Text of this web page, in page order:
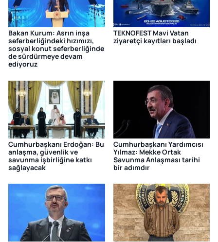
Bakan Kurum: Asrın inşa
seferberliğindeki hızımızı,
sosyal konut seferberliğinde
de sürdürmeye devam
ediyoruz
TEKNOFEST Mavi Vatan
ziyaretçi kayıtları başladı
Cumhurbaşkanı Erdoğan: Bu
anlaşma, güvenlik ve
savunma işbirliğine katkı
sağlayacak
Cumhurbaşkanı Yardımcısı
Yılmaz: Mekke Ortak
Savunma Anlaşması tarihi
bir adımdır